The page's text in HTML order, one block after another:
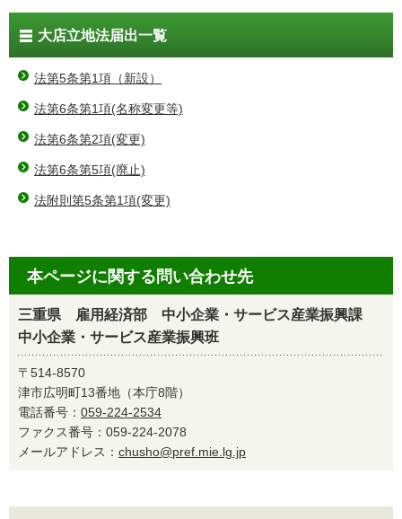
大店立地法届出一覧
法第5条第1項（新設）
法第6条第1項(名称変更等)
法第6条第2項(変更)
法第6条第5項(廃止)
法附則第5条第1項(変更)
本ページに関する問い合わせ先
三重県 雇用経済部 中小企業・サービス産業振興課
中小企業・サービス産業振興班
〒514-8570
津市広明町13番地（本庁8階）
電話番号： 059-224-2534
ファクス番号：059-224-2078
メールアドレス： chusho@pref.mie.lg.jp